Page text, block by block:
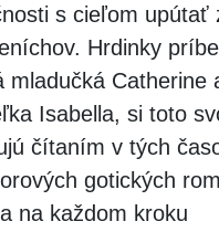
s cieľom upútať
Hrdinky
mladučká Catherine
Isabella, si toto
čítaním v tých
gotických
na každom kroku